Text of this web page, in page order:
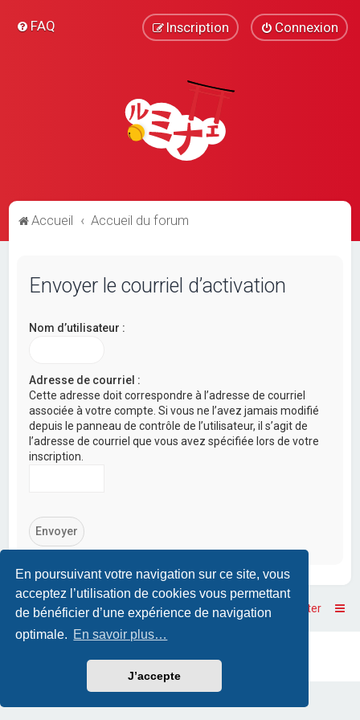
En poursuivant votre navigation sur ce site, vous
acceptez l’utilisation de cookies vous permettant
de bénéficier d’une expérience de navigation
optimale. En savoir plus…
J’accepte
FAQ Connexion
Inscription
Accueil Accueil du forum
Envoyer le courriel d’activation
Nom d’utilisateur :
Adresse de courriel :
Cette adresse doit correspondre à l’adresse de courriel
associée à votre compte. Si vous ne l’avez jamais modifié
depuis le panneau de contrôle de l’utilisateur, il s’agit de
l’adresse de courriel que vous avez spécifiée lors de votre
inscription.
Accueil Accueil du forum Nous contacter
Traduction française officielle©Qiaeru